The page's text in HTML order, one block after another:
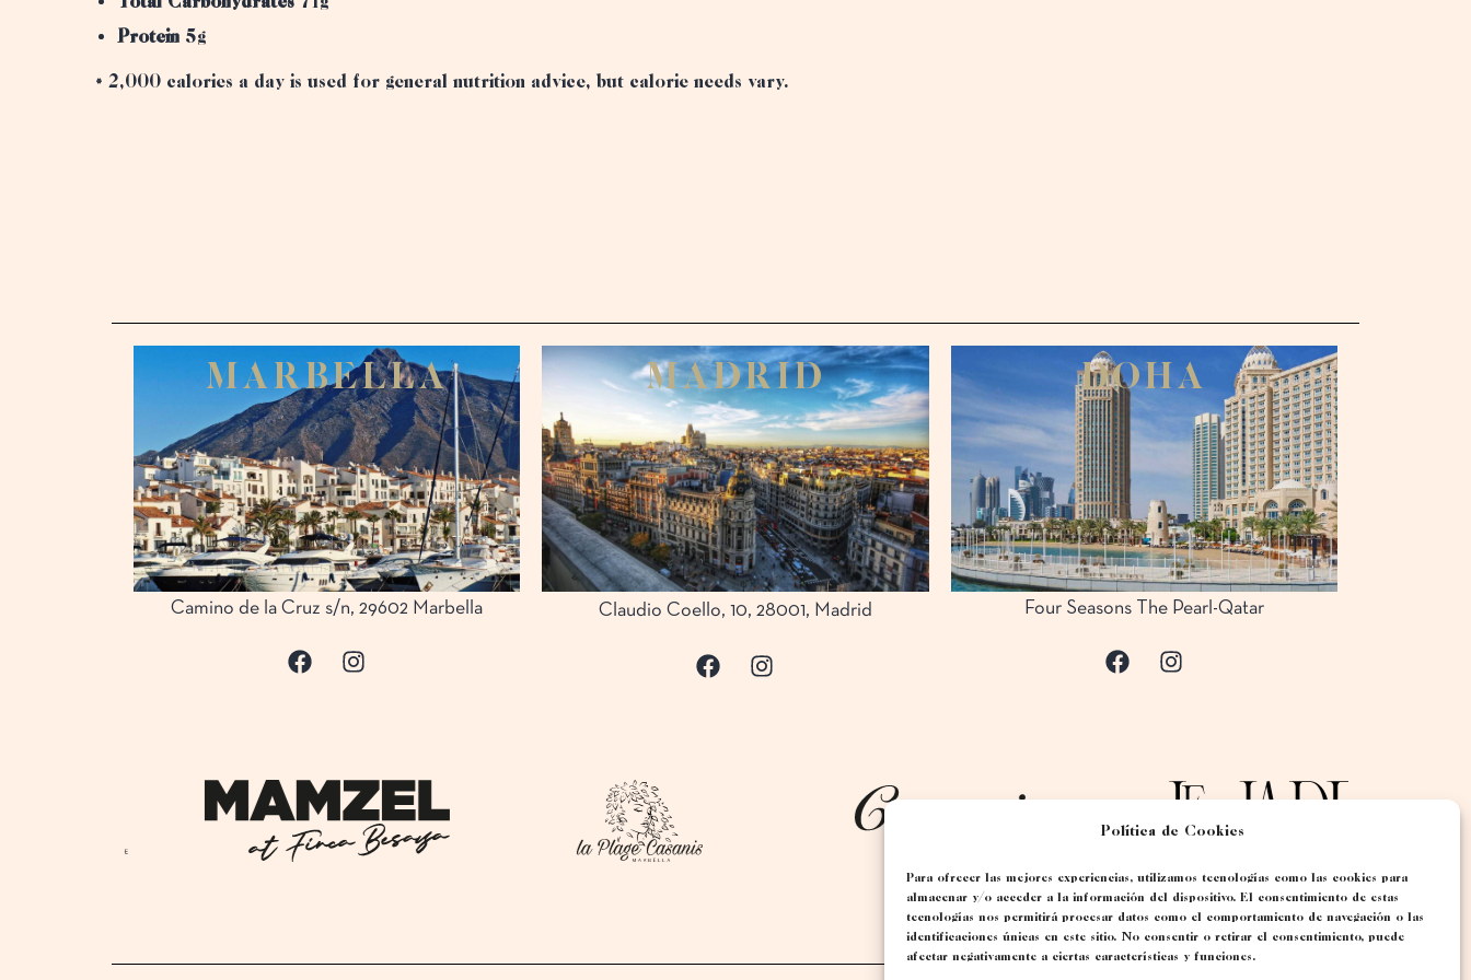
Política de Cookies
Para ofrecer las mejores experiencias, utilizamos tecnologías como las cookies para
almacenar y/o acceder a la información del dispositivo. El consentimiento de estas
tecnologías nos permitirá procesar datos como el comportamiento de navegación o las
identificaciones únicas en este sitio. No consentir o retirar el consentimiento, puede
afectar negativamente a ciertas características y funciones.
Protein 5g
* 2,000 calories a day is used for general nutrition advice, but calorie needs vary.
MARBELLA
Camino de la Cruz s/n, 29602 Marbella
MADRID
Claudio Coello, 10, 28001, Madrid
DOHA
Four Seasons The Pearl-Qatar
Eventos
Experiencias
Calle Claudio Coello,